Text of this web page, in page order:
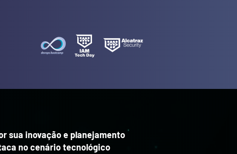
sua inovação e planejamento
no cenário tecnológico